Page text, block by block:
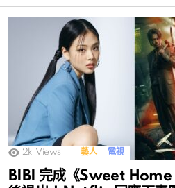
2k Views 藝人 電視
BIBI 完成《Sweet Home